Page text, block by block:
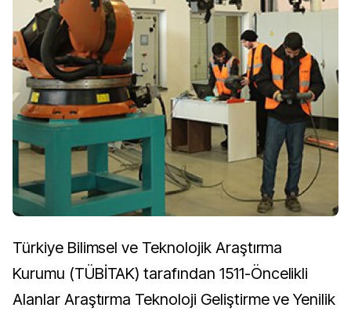
Türkiye Bilimsel ve Teknolojik Araştırma
Kurumu (TÜBİTAK) tarafından 1511-Öncelikli
Alanlar Araştırma Teknoloji Geliştirme ve Yenilik